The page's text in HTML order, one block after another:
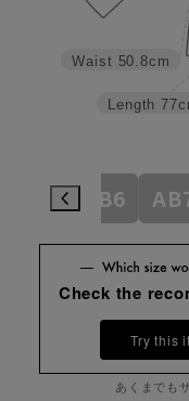
Length
Waist 50.8cm
AB6
Check the
Try this
あくまでも